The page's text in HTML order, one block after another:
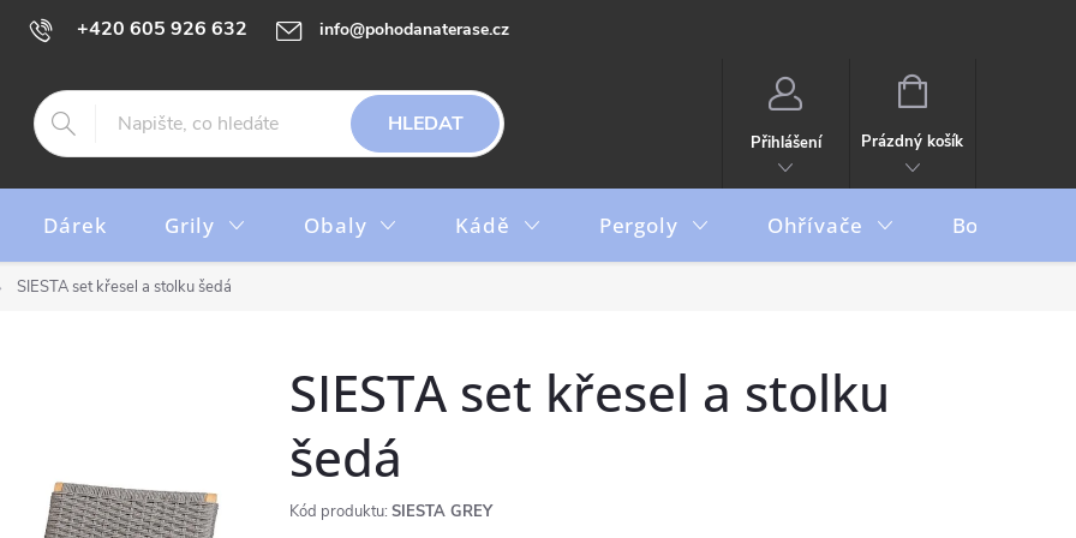
+420 605 926 632 info@pohodanaterase.cz
HLEDAT
Přihlášení
NÁKUPNÍ
Prázdný košík
Dárek Grily Obaly Kádě Pergoly Ohřívače Boxy
SIESTA set křesel a stolku šedá
SIESTA set křesel a stolku
šedá
Kód produktu: SIESTA GREY